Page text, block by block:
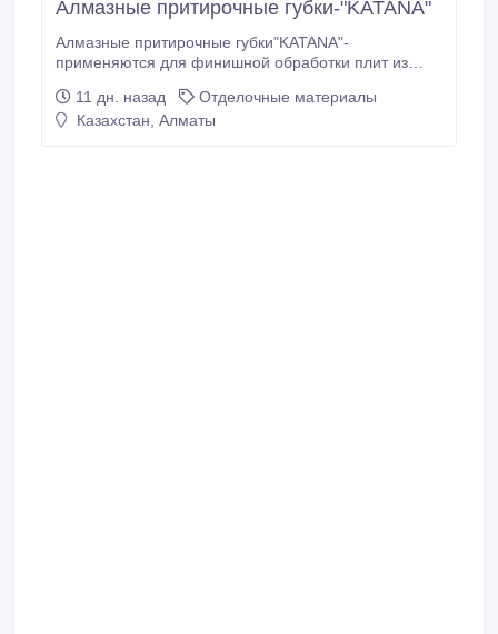
Алмазные притирочные губки-"KATANA"
Алмазные притирочные губки"KATANA"-
применяются для финишной обработки плит из
Алмазные губки "KATANA"с технологией "Swiflex+"
идеален для удаления сколов, оставшихся после
11 дн. назад
Отделочные материалы
Казахстан, Алматы